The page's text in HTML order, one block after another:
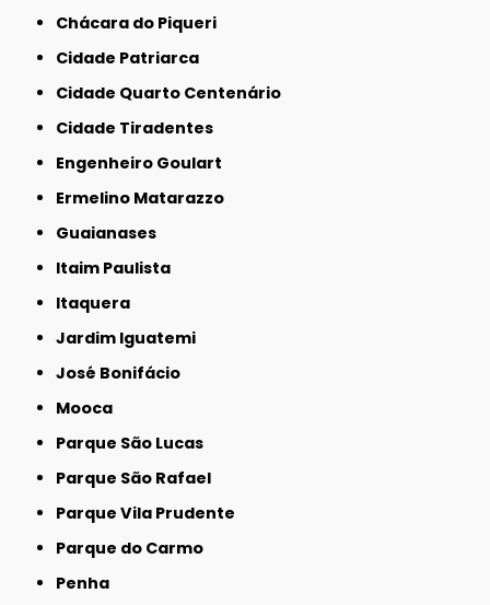
Chácara do Piqueri
Cidade Patriarca
Cidade Quarto Centenário
Cidade Tiradentes
Engenheiro Goulart
Ermelino Matarazzo
Guaianases
Itaim Paulista
Itaquera
Jardim Iguatemi
José Bonifácio
Mooca
Parque São Lucas
Parque São Rafael
Parque Vila Prudente
Parque do Carmo
Penha